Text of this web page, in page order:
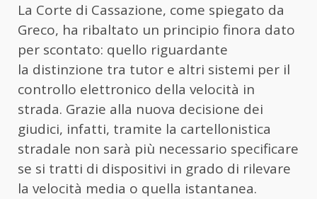
La Corte di Cassazione, come spiegato da
Greco, ha ribaltato un principio finora dato
per scontato: quello riguardante
la distinzione tra tutor e altri sistemi per il
controllo elettronico della velocità in
strada. Grazie alla nuova decisione dei
giudici, infatti, tramite la cartellonistica
stradale non sarà più necessario specificare
se si tratti di dispositivi in grado di rilevare
la velocità media o quella istantanea.